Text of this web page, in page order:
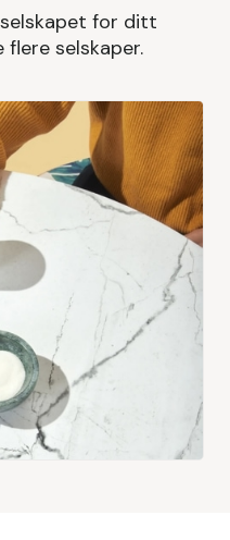
for ditt
flere selskaper.